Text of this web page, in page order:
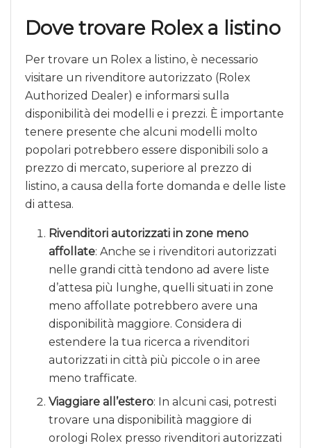
Dove trovare Rolex a listino
Per trovare un Rolex a listino, è necessario
visitare un rivenditore autorizzato (Rolex
Authorized Dealer) e informarsi sulla
disponibilità dei modelli e i prezzi. È importante
tenere presente che alcuni modelli molto
popolari potrebbero essere disponibili solo a
prezzo di mercato, superiore al prezzo di
listino, a causa della forte domanda e delle liste
di attesa.
Rivenditori autorizzati in zone meno
affollate: Anche se i rivenditori autorizzati
nelle grandi città tendono ad avere liste
d’attesa più lunghe, quelli situati in zone
meno affollate potrebbero avere una
disponibilità maggiore. Considera di
estendere la tua ricerca a rivenditori
autorizzati in città più piccole o in aree
meno trafficate.
Viaggiare all’estero: In alcuni casi, potresti
trovare una disponibilità maggiore di
orologi Rolex presso rivenditori autorizzati